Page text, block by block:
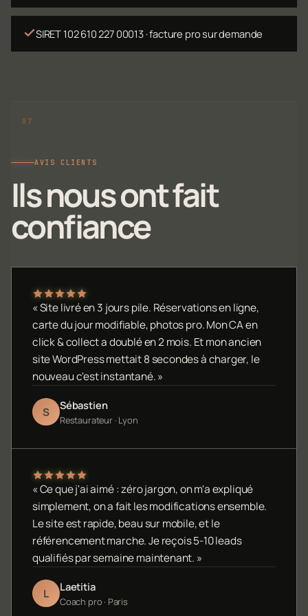
SIRET 102 610 227 00013 · facture pro sur demande
AVIS CLIENTS
Ils nous ont fait
confiance
« Site livré en 3 jours pile. Réservations en ligne,
carte du jour modifiable, photos pro. Mon CA en
click & collect a doublé en 2 mois. Et mon ancien
site WordPress mettait 8 secondes à charger, le
nouveau c'est instantané. »
S Sébastien
Restaurateur · Lyon
« Ce que j'ai aimé : zéro jargon, on m'a expliqué
simplement, on a fait les modifications ensemble.
Le site est rapide, beau sur mobile, et le
référencement marche. Je reçois 5-10 leads
qualifiés par semaine maintenant. »
L Laetitia
Coach pro · Paris